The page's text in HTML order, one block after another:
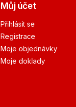
Můj účet
Přihlásit se
Registrace
Moje objednávky
Moje doklady